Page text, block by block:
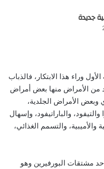
جديدة
وراء هذا الابتكار، فالذباب
من الأمراض منها بعض أمراض
وبعض الأمراض الجلدية،
والباراتيفود، وإسهال
والأميبية، والتسمم الغذائي،
مشتقات البورفيرين وهو